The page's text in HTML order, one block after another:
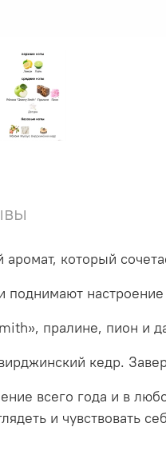
который
пралине, пион и
кедр.
всего года и в
и чувствовать